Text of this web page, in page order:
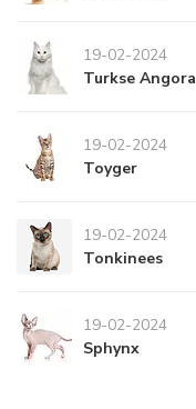
19-02-2024
Turkse Angora
19-02-2024
Toyger
19-02-2024
Tonkinees
19-02-2024
Sphynx